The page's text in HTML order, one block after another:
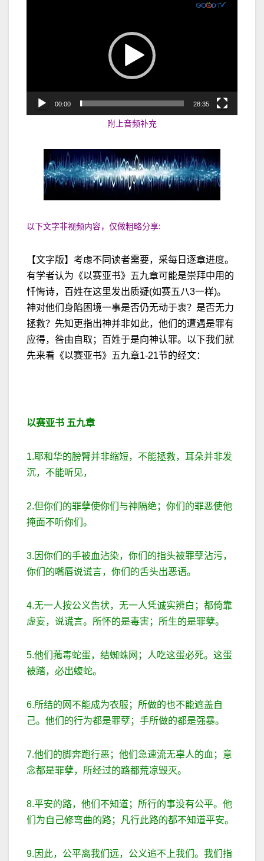
00:00 28:35
附上音频补充
以下文字非视频内容，仅做粗略分享:
【文字版】考虑不同读者需要，采每日逐章进度。
有学者认为《以赛亚书》五九章可能是崇拜中用的
忏悔诗，百姓在这里发出质疑(如赛五八3一样)。
神对他们身陷困境一事是否仍无动于衷？是否无力
拯救？先知更指出神并非如此，他们的遭遇是罪有
应得，咎由自取；百姓于是向神认罪。以下我们就
先来看《以赛亚书》五九章1-21节的经文：
以赛亚书 五九章
1.耶和华的膀臂并非缩短，不能拯救，耳朵并非发
沉，不能听见，
2.但你们的罪孽使你们与神隔绝；你们的罪恶使他
掩面不听你们。
3.因你们的手被血沾染，你们的指头被罪孽沾污，
你们的嘴唇说谎言，你们的舌头出恶语。
4.无一人按公义告状，无一人凭诚实辨白；都倚靠
虚妄，说谎言。所怀的是毒害；所生的是罪孽。
5.他们菢毒蛇蛋，结蜘蛛网；人吃这蛋必死。这蛋
被踏，必出蝮蛇。
6.所结的网不能成为衣服；所做的也不能遮盖自
己。他们的行为都是罪孽；手所做的都是强暴。
7.他们的脚奔跑行恶；他们急速流无辜人的血；意
念都是罪孽，所经过的路都荒凉毁灭。
8.平安的路，他们不知道；所行的事没有公平。他
们为自己修弯曲的路；凡行此路的都不知道平安。
9.因此，公平离我们远，公义追不上我们。我们指